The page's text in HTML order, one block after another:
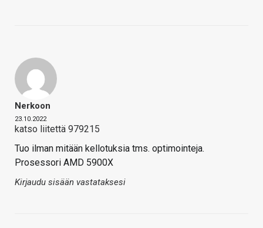
Nerkoon
23.10.2022
katso liitettä 979215
Tuo ilman mitään kellotuksia tms. optimointeja.
Prosessori AMD 5900X
Kirjaudu sisään vastataksesi